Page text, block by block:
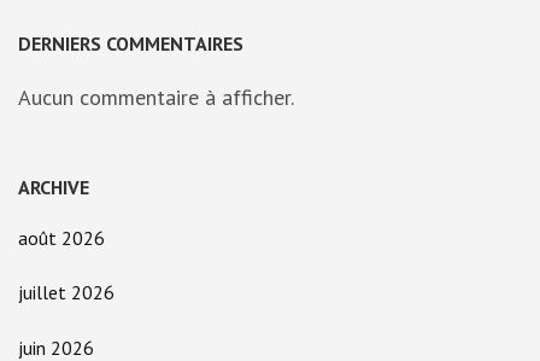
DERNIERS COMMENTAIRES
Aucun commentaire à afficher.
ARCHIVE
août 2026
juillet 2026
juin 2026